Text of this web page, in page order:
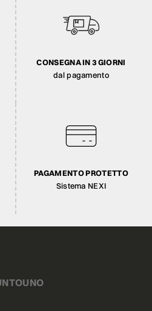
CONSEGNA IN 3 GIORNI
dal pagamento
PAGAMENTO PROTETTO
Sistema NEXI